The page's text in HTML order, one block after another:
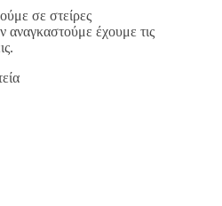
σε στείρες
αναγκαστούμε έχουμε τις